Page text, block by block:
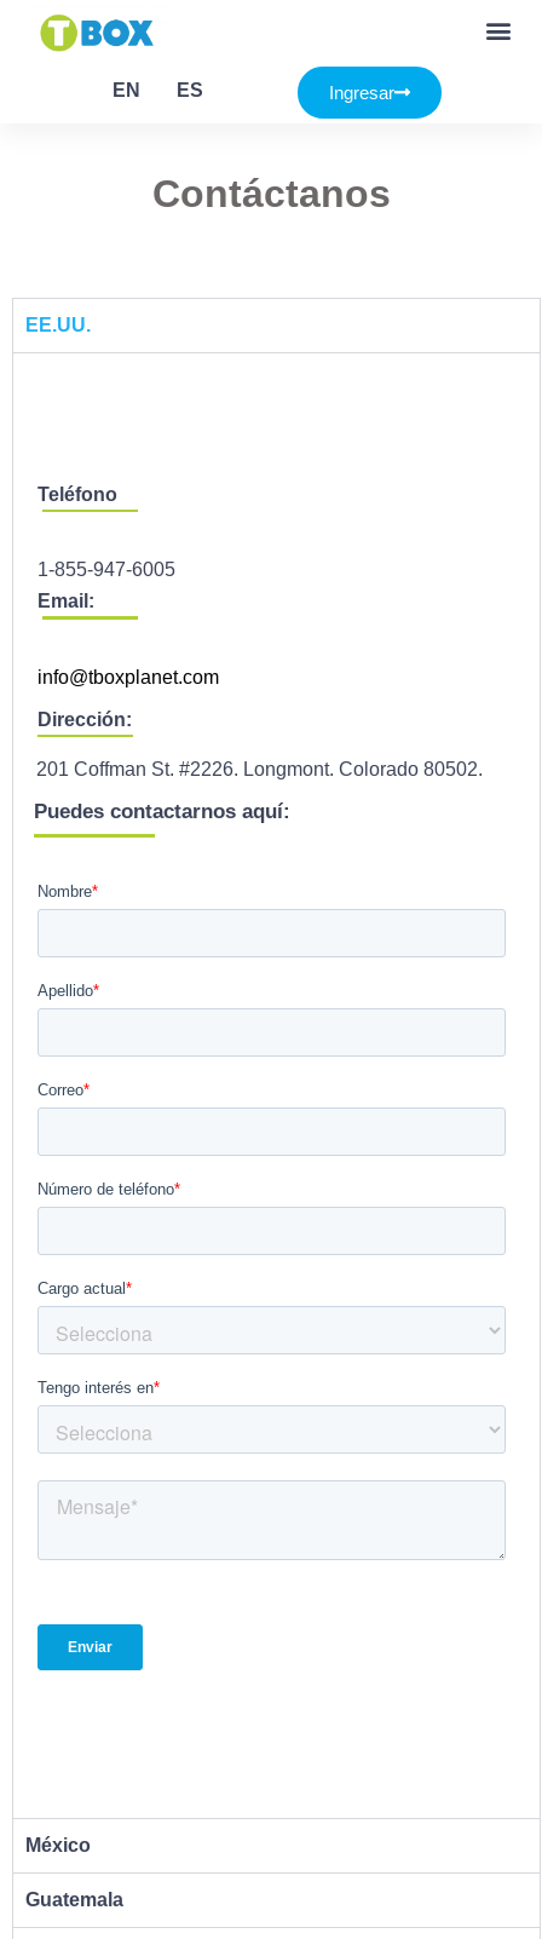
EN ES Ingresar
Contáctanos
Contáctanos
EE.UU.
Teléfono
1-855-947-6005
Email:
info@tboxplanet.com
Dirección:
201 Coffman St. #2226. Longmont. Colorado 80502.
Puedes contactarnos aquí:
México
Guatemala